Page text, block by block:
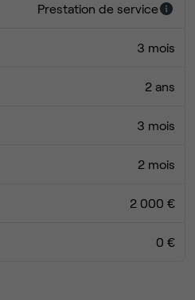
Prestation de service
3 mois
2 ans
3 mois
2 mois
2 000 €
0 €